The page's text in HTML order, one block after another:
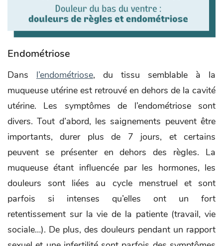
Endométriose
Dans l’endométriose, du tissu semblable à la
muqueuse utérine est retrouvé en dehors de la cavité
utérine. Les symptômes de l’endométriose sont
divers. Tout d’abord, les saignements peuvent être
importants, durer plus de 7 jours, et certains
peuvent se présenter en dehors des règles. La
muqueuse étant influencée par les hormones, les
douleurs sont liées au cycle menstruel et sont
parfois si intenses qu’elles ont un fort
retentissement sur la vie de la patiente (travail, vie
sociale…). De plus, des douleurs pendant un rapport